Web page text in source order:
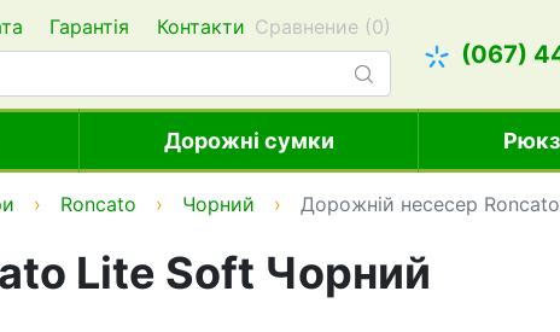
Гарантія Контакти Сравнение (0)
(067)
Дорожні сумки
Roncato Чорний Дорожній несесер
Lite Soft Чорний